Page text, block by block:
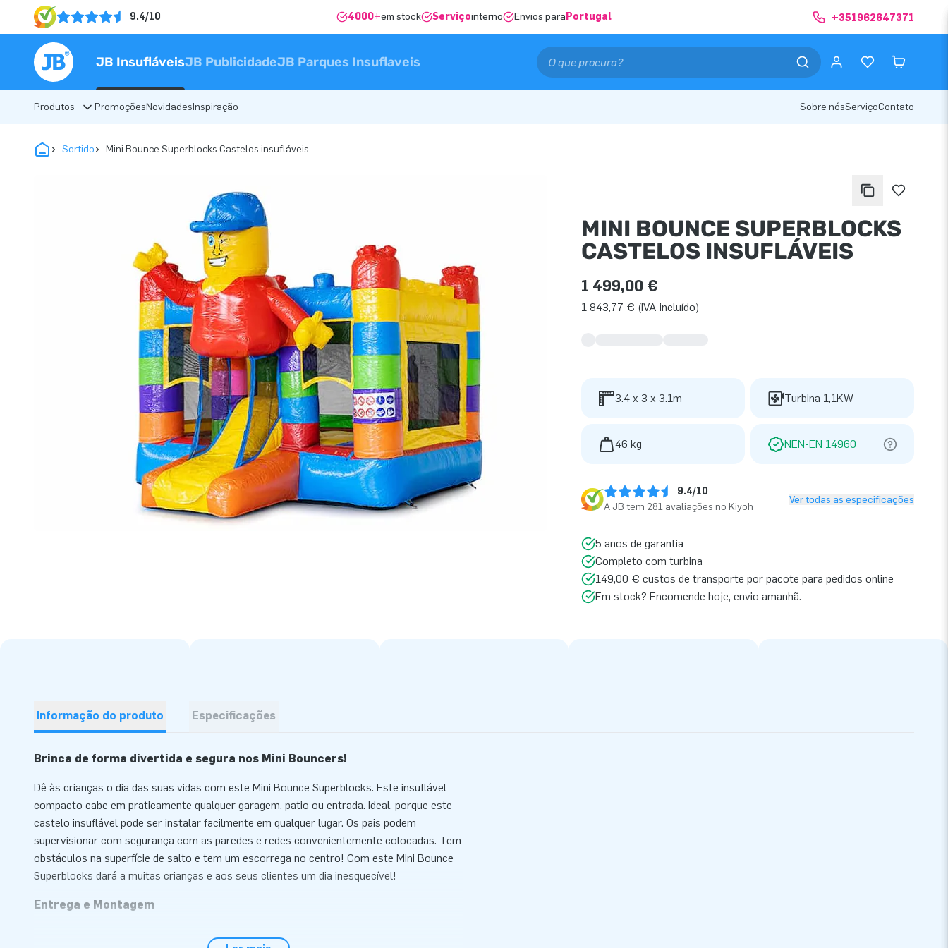
9.4/10 4000+em stock Serviçointerno Envios para Portugal +351962647371
JB InsufláveisJB PublicidadeJB Parques Insuflaveis
Produtos PromoçõesNovidadesInspiração Sobre nósServiçoContato
Sortido Mini Bounce Superblocks Castelos insufláveis
MINI BOUNCE SUPERBLOCKS
CASTELOS INSUFLÁVEIS
1 499,00 €
1 843,77 € (IVA incluído)
3.4 x 3 x 3.1m Turbina 1,1KW
46 kg NEN-EN 14960
9.4/10
A JB tem 281 avaliações no Kiyoh
Ver todas as especificações
5 anos de garantia
Completo com turbina
149,00 € custos de transporte por pacote para pedidos online
Em stock? Encomende hoje, envio amanhã.
Informação do produto Especificações
Brinca de forma divertida e segura nos Mini Bouncers!
Dê às crianças o dia das suas vidas com este Mini Bounce Superblocks. Este insuflável
compacto cabe em praticamente qualquer garagem, patio ou entrada. Ideal, porque este
castelo insuflável pode ser instalar facilmente em qualquer lugar. Os pais podem
supervisionar com segurança com as paredes e redes convenientemente colocadas. Tem
obstáculos na superfície de salto e tem um escorrega no centro! Com este Mini Bounce
Superblocks dará a muitas crianças e aos seus clientes um dia inesquecível!
Entrega e Montagem